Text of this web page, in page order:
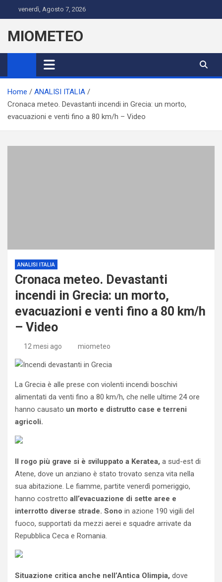
to
content
venerdì, Agosto 7, 2026
MIOMETEO
Home
ANALISI ITALIA
Cronaca meteo. Devastanti incendi in Grecia: un morto,
evacuazioni e venti fino a 80 km/h – Video
ANALISI ITALIA
Cronaca meteo. Devastanti
incendi in Grecia: un morto,
evacuazioni e venti fino a 80 km/h
– Video
12 mesi ago miometeo
La Grecia è alle prese con violenti incendi boschivi
alimentati da venti fino a 80 km/h, che nelle ultime 24 ore
hanno causato un morto e distrutto case e terreni
agricoli.
Il rogo più grave si è sviluppato a Keratea, a sud-est di
Atene, dove un anziano è stato trovato senza vita nella
sua abitazione. Le fiamme, partite venerdì pomeriggio,
hanno costretto all’evacuazione di sette aree e
interrotto diverse strade. Sono in azione 190 vigili del
fuoco, supportati da mezzi aerei e squadre arrivate da
Repubblica Ceca e Romania.
Situazione critica anche nell’Antica Olimpia, dove